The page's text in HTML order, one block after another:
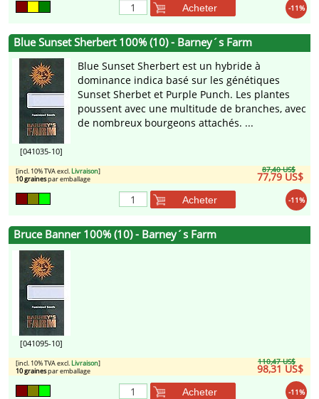
-11%
Acheter
Blue Sunset Sherbert 100% (10) - Barney´s Farm
[041035-10]
Blue Sunset Sherbert est un hybride à
dominance indica basé sur les génétiques
Sunset Sherbet et Purple Punch. Les plantes
poussent avec une multitude de branches, avec
de nombreux bourgeons attachés. ...
87,40 US$
77,79 US$
[incl. 10% TVA excl. Livraison]
10 grainespar emballage
-11%
Acheter
Bruce Banner 100% (10) - Barney´s Farm
[041095-10]
110,47 US$
98,31 US$
[incl. 10% TVA excl. Livraison]
10 grainespar emballage
-11%
Acheter